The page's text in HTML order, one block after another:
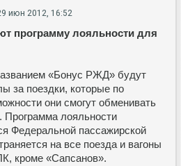
июн 2012, 16:52
программу лояльности для
«Бонус РЖД» будут
за поездки, которые по
они смогут обменивать
лояльности
Федеральной пассажирской
на все поезда и вагоны
кроме «Сапсанов».